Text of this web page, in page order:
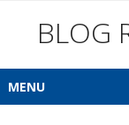
BLOG
MENU